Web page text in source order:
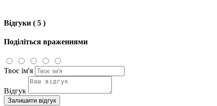
Відгуки ( 5 )
Поділіться враженнями
Твоє ім'я
Відгук
Залишити відгук